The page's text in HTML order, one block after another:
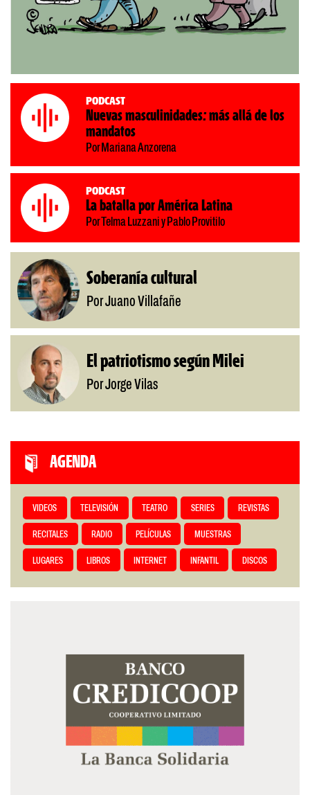
Podcast
Nuevas masculinidades: más allá de los
mandatos
Por Mariana Anzorena
Podcast
La batalla por América Latina
Por Telma Luzzani y Pablo Provitilo
Soberanía cultural
Por Juano Villafañe
El patriotismo según Milei
Por Jorge Vilas
AGENDA
VIDEOS TELEVISIÓN TEATRO SERIES REVISTAS
RECITALES RADIO PELÍCULAS MUESTRAS
LUGARES LIBROS INTERNET INFANTIL DISCOS